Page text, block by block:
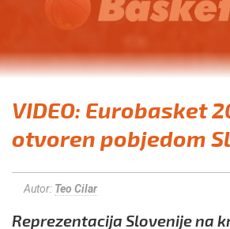
VIDEO: Eurobasket
otvoren pobjedom
Autor: Teo Cilar
Reprezentacija Slovenije na